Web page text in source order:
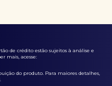
de crédito estão sujeitos à análise e
mais, acesse:
do produto. Para maiores detalhes,
.